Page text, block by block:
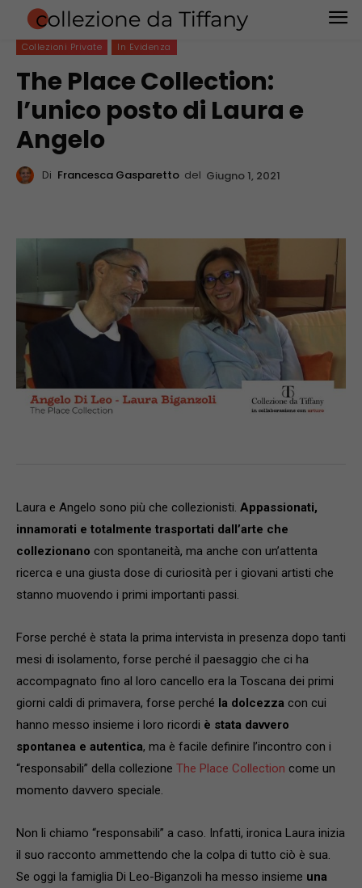
Collezioni Private In Evidenza
The Place Collection:
l’unico posto di Laura e
Angelo
Di Francesca Gasparetto del Giugno 1, 2021
Laura e Angelo sono più che collezionisti. Appassionati,
innamorati e totalmente trasportati dall’arte che
collezionano con spontaneità, ma anche con un’attenta
ricerca e una giusta dose di curiosità per i giovani artisti che
stanno muovendo i primi importanti passi.
Forse perché è stata la prima intervista in presenza dopo tanti
mesi di isolamento, forse perché il paesaggio che ci ha
accompagnato fino al loro cancello era la Toscana dei primi
giorni caldi di primavera, forse perché la dolcezza con cui
hanno messo insieme i loro ricordi è stata davvero
spontanea e autentica, ma è facile definire l’incontro con i
“responsabili” della collezione The Place Collection come un
momento davvero speciale.
Non li chiamo “responsabili” a caso. Infatti, ironica Laura inizia
il suo racconto ammettendo che la colpa di tutto ciò è sua.
Se oggi la famiglia Di Leo-Biganzoli ha messo insieme una